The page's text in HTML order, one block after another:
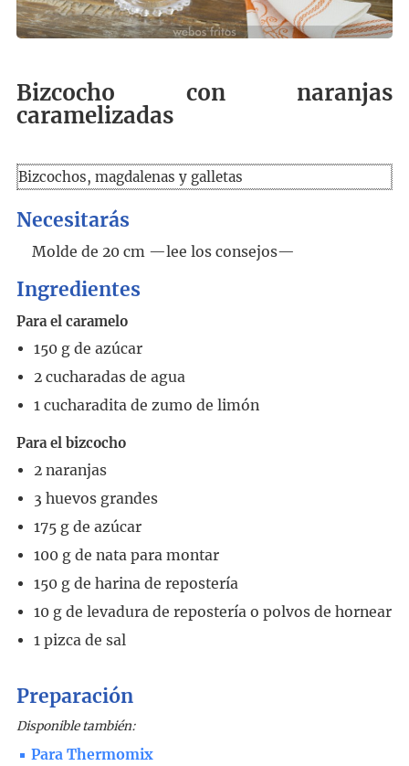
Bizcocho con naranjas
caramelizadas
Bizcochos, magdalenas y galletas
Necesitarás
Molde de 20 cm —lee los consejos—
Ingredientes
Para el caramelo
150 g de azúcar
2 cucharadas de agua
1 cucharadita de zumo de limón
Para el bizcocho
2 naranjas
3 huevos grandes
175 g de azúcar
100 g de nata para montar
150 g de harina de repostería
10 g de levadura de repostería o polvos de hornear
1 pizca de sal
Preparación
Disponible también:
Para Thermomix